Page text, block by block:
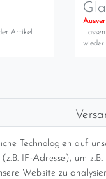
Artikel
Technologien auf
(z.B. IP-Adresse), um
Website zu